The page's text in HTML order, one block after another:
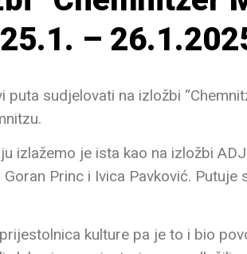
–
sudjelovati na izložbi
izlažemo je ista kao na izložbi
Princ i Ivica Pavković.
kulture pa je to i bio